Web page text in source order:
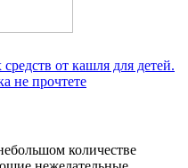
от кашля для детей.
не прочтете
количестве